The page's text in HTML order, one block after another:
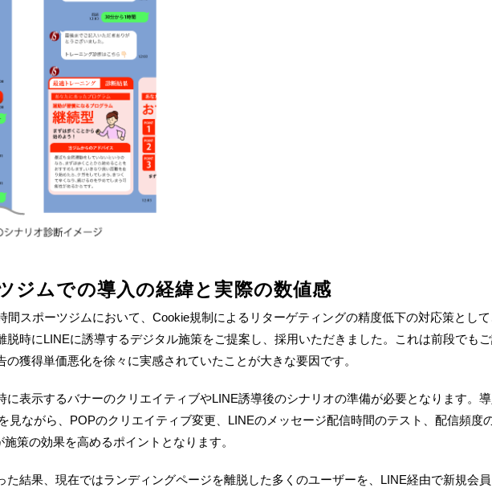
ジムでの導入の経緯と実際の数値感
間スポーツジムにおいて、 Cookie規制によるリターゲティングの精度低下の対応策とし
脱時にLINEに誘導するデジタル施策をご提案し、採用いただきました。これは前段でも
の獲得単価悪化を徐々に実感されていたことが大きな要因です。
に表示するバナーのクリエイティブやLINE誘導後のシナリオの準備が必要となります。
見ながら、 POPのクリエイティブ変更、 LINEのメッセージ配信時間のテスト、配信頻度
施策の効果を高めるポイントとなります。
た結果、現在ではランディングページを離脱した多くのユーザーを、 LINE経由で新規会